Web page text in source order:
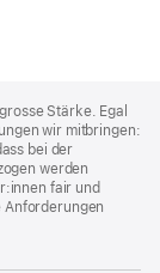
Stärke. Egal
wir mitbringen:
bei der
werden
fair und
Anforderungen